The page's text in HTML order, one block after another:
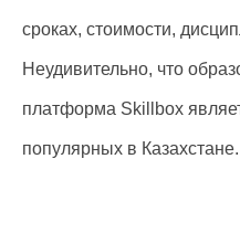
сроках, стоимости,
Неудивительно, что
платформа Skillbox
популярных в Казахстане.